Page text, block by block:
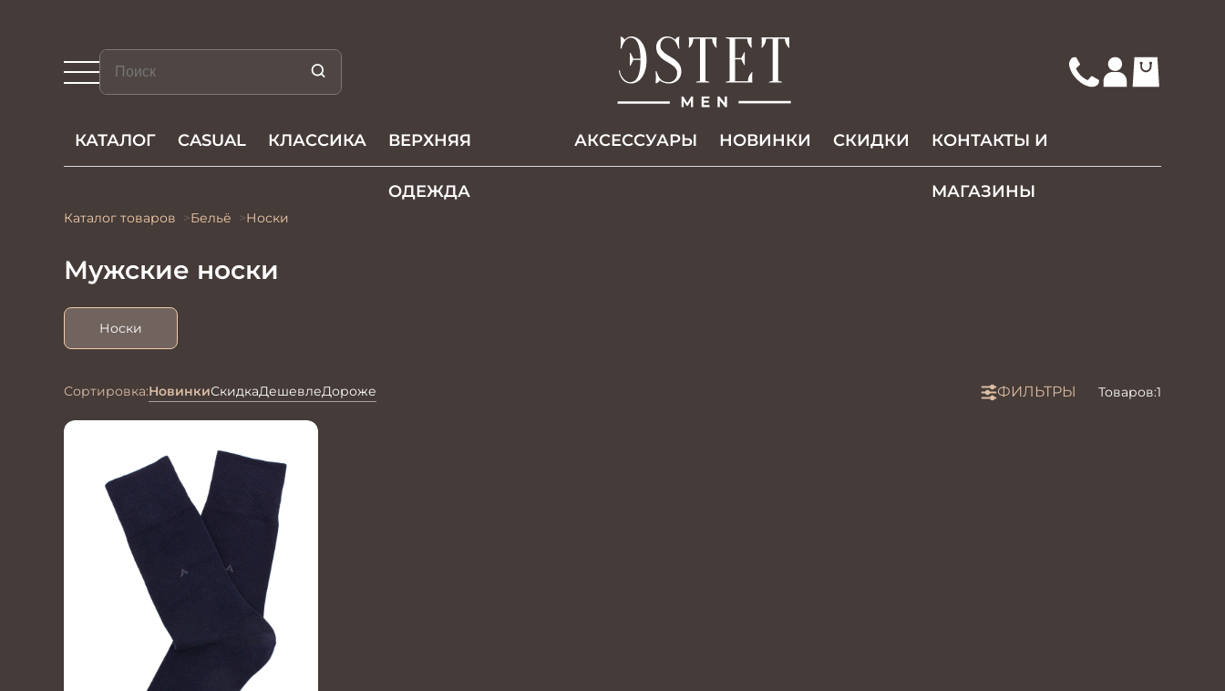
КАТАЛОГ CASUAL КЛАССИКА ВЕРХНЯЯ
ОДЕЖДА
АКCЕССУАРЫ НОВИНКИ СКИДКИ КОНТАКТЫ И
МАГАЗИНЫ
Каталог товаров Бельё Носки
Мужские носки
Носки
Сортировка:НовинкиСкидкаДешевлеДороже ФИЛЬТРЫ Товаров:1